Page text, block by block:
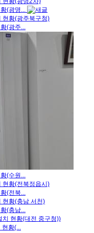
(광명...
(광주...
(수원...
(전북...
(충남...
현황(...